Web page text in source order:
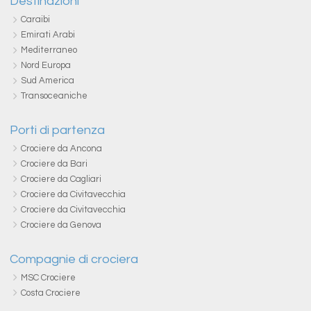
Caraibi
Emirati Arabi
Mediterraneo
Nord Europa
Sud America
Transoceaniche
Porti di partenza
Crociere da Ancona
Crociere da Bari
Crociere da Cagliari
Crociere da Civitavecchia
Crociere da Civitavecchia
Crociere da Genova
Compagnie di crociera
MSC Crociere
Costa Crociere